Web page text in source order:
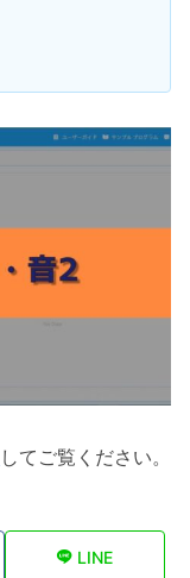
してご覧ください。
LINE